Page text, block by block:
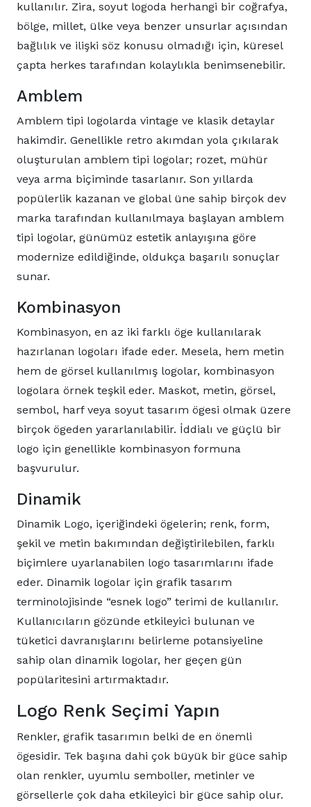
kullanılır. Zira, soyut logoda herhangi bir coğrafya,
bölge, millet, ülke veya benzer unsurlar açısından
bağlılık ve ilişki söz konusu olmadığı için, küresel
çapta herkes tarafından kolaylıkla benimsenebilir.
Amblem
Amblem tipi logolarda vintage ve klasik detaylar
hakimdir. Genellikle retro akımdan yola çıkılarak
oluşturulan amblem tipi logolar; rozet, mühür
veya arma biçiminde tasarlanır. Son yıllarda
popülerlik kazanan ve global üne sahip birçok dev
marka tarafından kullanılmaya başlayan amblem
tipi logolar, günümüz estetik anlayışına göre
modernize edildiğinde, oldukça başarılı sonuçlar
sunar.
Kombinasyon
Kombinasyon, en az iki farklı öge kullanılarak
hazırlanan logoları ifade eder. Mesela, hem metin
hem de görsel kullanılmış logolar, kombinasyon
logolara örnek teşkil eder. Maskot, metin, görsel,
sembol, harf veya soyut tasarım ögesi olmak üzere
birçok ögeden yararlanılabilir. İddialı ve güçlü bir
logo için genellikle kombinasyon formuna
başvurulur.
Dinamik
Dinamik Logo, içeriğindeki ögelerin; renk, form,
şekil ve metin bakımından değiştirilebilen, farklı
biçimlere uyarlanabilen logo tasarımlarını ifade
eder. Dinamik logolar için grafik tasarım
terminolojisinde “esnek logo” terimi de kullanılır.
Kullanıcıların gözünde etkileyici bulunan ve
tüketici davranışlarını belirleme potansiyeline
sahip olan dinamik logolar, her geçen gün
popülaritesini artırmaktadır.
Logo Renk Seçimi Yapın
Renkler, grafik tasarımın belki de en önemli
ögesidir. Tek başına dahi çok büyük bir güce sahip
olan renkler, uyumlu semboller, metinler ve
görsellerle çok daha etkileyici bir güce sahip olur.